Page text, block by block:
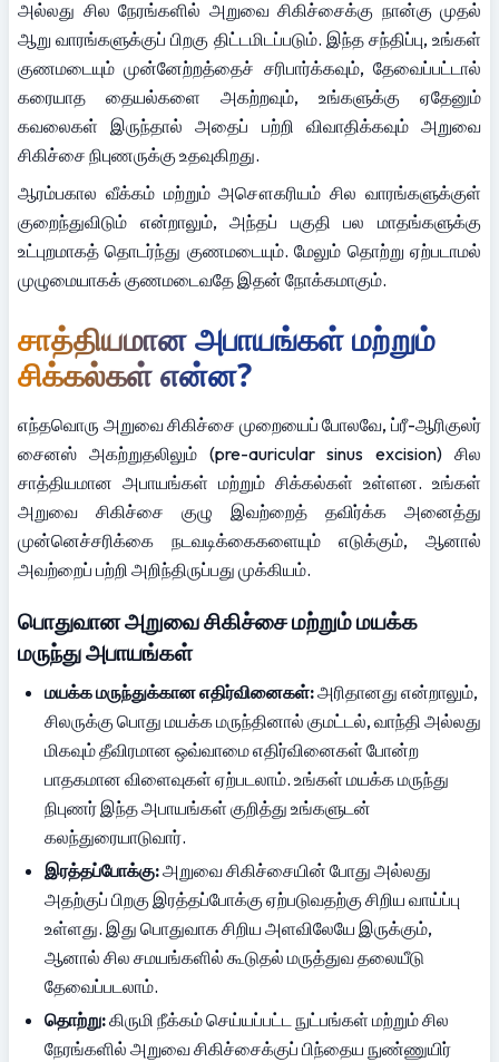
அல்லது சில நேரங்களில் அறுவை சிகிச்சைக்கு நான்கு முதல்
ஆறு வாரங்களுக்குப் பிறகு திட்டமிடப்படும். இந்த சந்திப்பு, உங்கள்
குணமடையும் முன்னேற்றத்தைச் சரிபார்க்கவும், தேவைப்பட்டால்
கரையாத தையல்களை அகற்றவும், உங்களுக்கு ஏதேனும்
கவலைகள் இருந்தால் அதைப் பற்றி விவாதிக்கவும் அறுவை
சிகிச்சை நிபுணருக்கு உதவுகிறது.
ஆரம்பகால வீக்கம் மற்றும் அசௌகரியம் சில வாரங்களுக்குள்
குறைந்துவிடும் என்றாலும், அந்தப் பகுதி பல மாதங்களுக்கு
உட்புறமாகத் தொடர்ந்து குணமடையும். மேலும் தொற்று ஏற்படாமல்
முழுமையாகக் குணமடைவதே இதன் நோக்கமாகும்.
சாத்தியமான அபாயங்கள் மற்றும்
சிக்கல்கள் என்ன?
எந்தவொரு அறுவை சிகிச்சை முறையைப் போலவே, ப்ரீ-ஆரிகுலர்
சைனஸ் அகற்றுதலிலும் (pre-auricular sinus excision) சில
சாத்தியமான அபாயங்கள் மற்றும் சிக்கல்கள் உள்ளன. உங்கள்
அறுவை சிகிச்சை குழு இவற்றைத் தவிர்க்க அனைத்து
முன்னெச்சரிக்கை நடவடிக்கைகளையும் எடுக்கும், ஆனால்
அவற்றைப் பற்றி அறிந்திருப்பது முக்கியம்.
பொதுவான அறுவை சிகிச்சை மற்றும் மயக்க
மருந்து அபாயங்கள்
மயக்க மருந்துக்கான எதிர்வினைகள்: அரிதானது என்றாலும்,
சிலருக்கு பொது மயக்க மருந்தினால் குமட்டல், வாந்தி அல்லது
மிகவும் தீவிரமான ஒவ்வாமை எதிர்வினைகள் போன்ற
பாதகமான விளைவுகள் ஏற்படலாம். உங்கள் மயக்க மருந்து
நிபுணர் இந்த அபாயங்கள் குறித்து உங்களுடன்
கலந்துரையாடுவார்.
இரத்தப்போக்கு: அறுவை சிகிச்சையின் போது அல்லது
அதற்குப் பிறகு இரத்தப்போக்கு ஏற்படுவதற்கு சிறிய வாய்ப்பு
உள்ளது. இது பொதுவாக சிறிய அளவிலேயே இருக்கும்,
ஆனால் சில சமயங்களில் கூடுதல் மருத்துவ தலையீடு
தேவைப்படலாம்.
தொற்று: கிருமி நீக்கம் செய்யப்பட்ட நுட்பங்கள் மற்றும் சில
நேரங்களில் அறுவை சிகிச்சைக்குப் பிந்தைய நுண்ணுயிர்